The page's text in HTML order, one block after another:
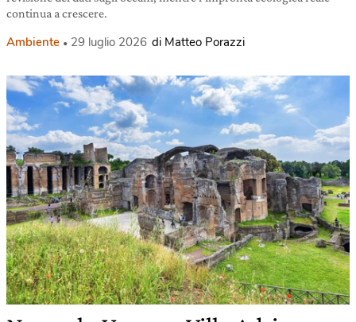
continua a crescere.
Ambiente 29 luglio 2026 di Matteo Porazzi